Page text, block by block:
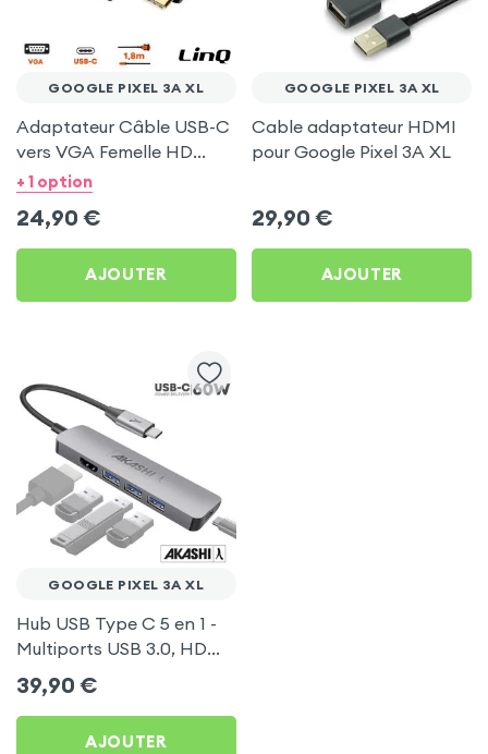
GOOGLE PIXEL 3A XL
Adaptateur Câble USB-C
vers VGA Femelle HD
1080P, 1.8m - LinQ pour
+ 1 option
24,90 €
AJOUTER
GOOGLE PIXEL 3A XL
Cable adaptateur HDMI
pour Google Pixel 3A XL
29,90 €
AJOUTER
GOOGLE PIXEL 3A XL
Hub USB Type C 5 en 1 -
Multiports USB 3.0, HDMI
4K et Type-C, Akashi -
Gris pour Google Pixel 3A
XL
39,90 €
AJOUTER